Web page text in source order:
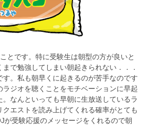
とです。特に受験生は朝型の方が良いと
で勉強してしまい朝起きられない．．．
す。私も朝早くに起きるのが苦手なのです
ジオを聴くことをモチベーションに早起
。なんといっても早朝に生放送しているラ
クエストを読み上げてくれる確率がとても
が受験応援のメッセージをくれるので朝